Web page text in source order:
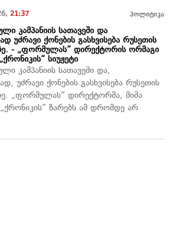
21:37 პოლიტიკა
კამპანიის სათავეში და
უძრავი ქონების გასხვისება რუსეთის
- „ფორმულას“ დირექტორის ორმაგი
სიუჟეტი
კამპანიის სათავეში და,
უძრავი ქონების გასხვისება რუსეთის
„ფორმულას“ დირექტორმა, მიშა
ზარებს ამ დრომდე არ